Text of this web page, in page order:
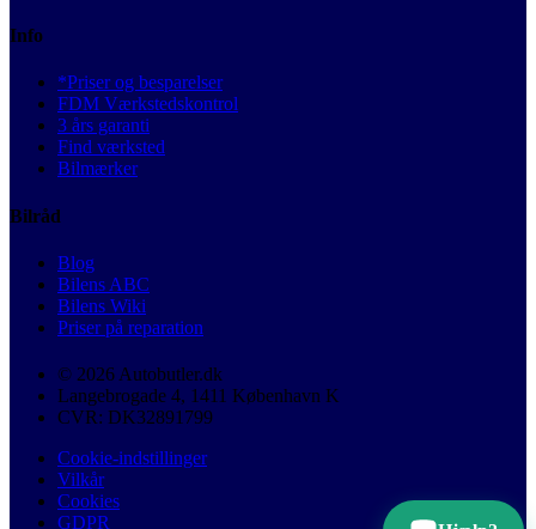
Info
*Priser og besparelser
FDM Værkstedskontrol
3 års garanti
Find værksted
Bilmærker
Bilråd
Blog
Bilens ABC
Bilens Wiki
Priser på reparation
© 2026 Autobutler.dk
Langebrogade 4, 1411 København K
CVR: DK32891799
Cookie-indstillinger
Vilkår
Cookies
GDPR